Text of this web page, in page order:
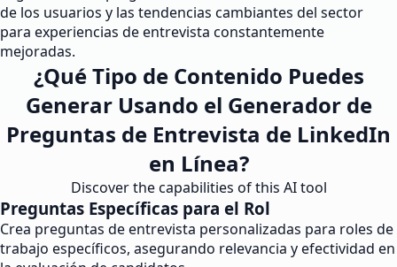
de los usuarios y las tendencias cambiantes del sector
para experiencias de entrevista constantemente
mejoradas.
¿Qué Tipo de Contenido Puedes
Generar Usando el Generador de
Preguntas de Entrevista de LinkedIn
en Línea?
Discover the capabilities of this AI tool
Preguntas Específicas para el Rol
Crea preguntas de entrevista personalizadas para roles de
trabajo específicos, asegurando relevancia y efectividad en